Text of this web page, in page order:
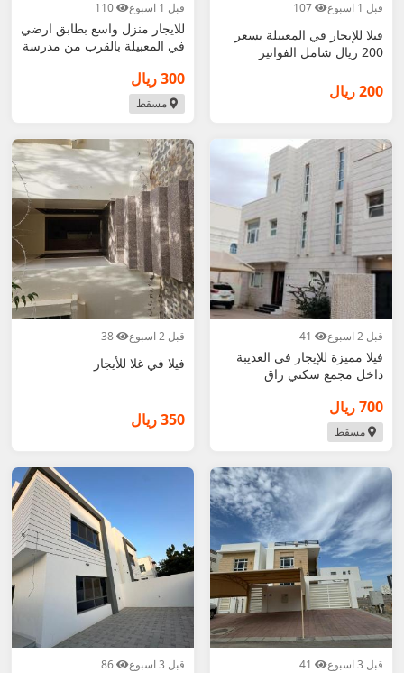
قبل 1 اسبوع
فيلا للإيجار في المعبيلة بسعر
200 ريال شامل الفواتير
200 ريال
قبل 1 اسبوع
للايجار منزل واسع بطابق ارضي
في المعبيلة بالقرب من مدرسة
300 ريال
مسقط
قبل 2 اسبوع
فيلا مميزة للإيجار في العذيبة
داخل مجمع سكني راق
700 ريال
مسقط
قبل 2 اسبوع
فيلا في غلا للأيجار
350 ريال
قبل 3 اسبوع قبل 3 اسبوع